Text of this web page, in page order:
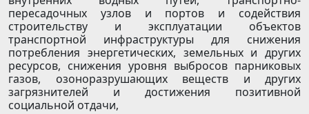
пересадочных узлов и портов и содействия
строительству и эксплуатации объектов
транспортной инфраструктуры для снижения
потребления энергетических, земельных и других
ресурсов, снижения уровня выбросов парниковых
газов, озоноразрушающих веществ и других
загрязнителей и достижения позитивной
социальной отдачи,